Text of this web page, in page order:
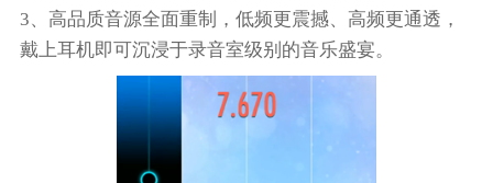
3、高品质音源全面重制，低频更震撼、高频更通透，
戴上耳机即可沉浸于录音室级别的音乐盛宴。